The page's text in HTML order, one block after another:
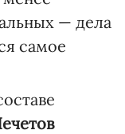
— дела
самое